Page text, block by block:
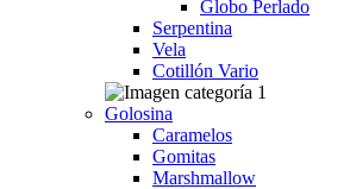
Globo Perlado
Serpentina
Vela
Cotillón Vario
Golosina
Caramelos
Gomitas
Marshmallow